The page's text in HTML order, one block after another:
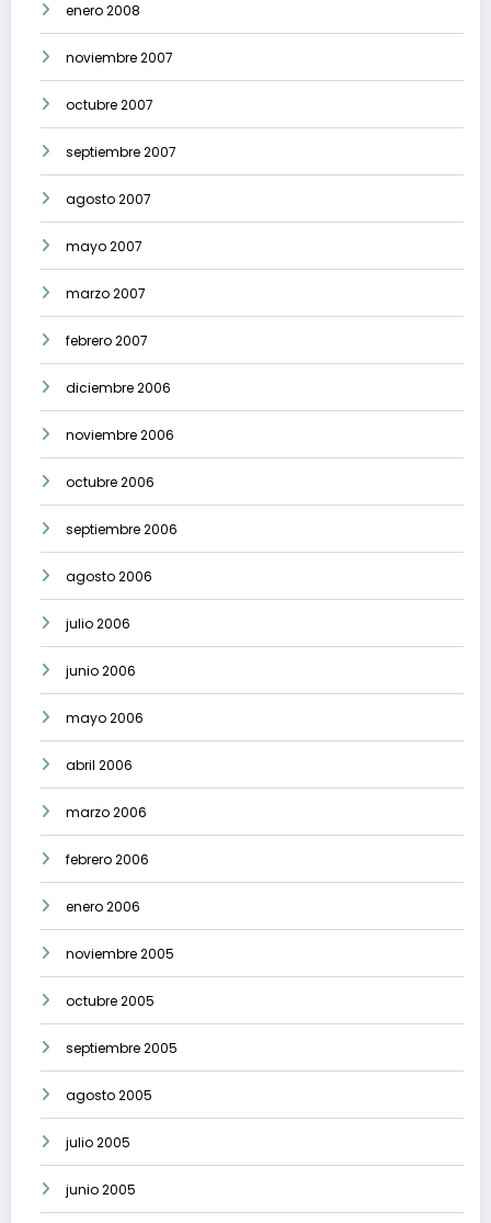
enero 2008
noviembre 2007
octubre 2007
septiembre 2007
agosto 2007
mayo 2007
marzo 2007
febrero 2007
diciembre 2006
noviembre 2006
octubre 2006
septiembre 2006
agosto 2006
julio 2006
junio 2006
mayo 2006
abril 2006
marzo 2006
febrero 2006
enero 2006
noviembre 2005
octubre 2005
septiembre 2005
agosto 2005
julio 2005
junio 2005